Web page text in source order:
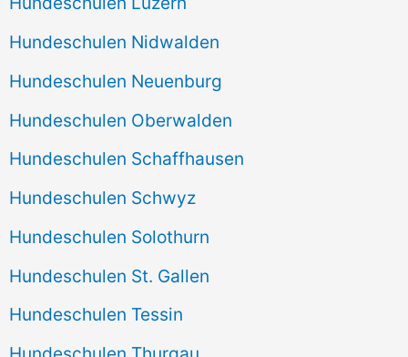
Hundeschulen Nidwalden
Hundeschulen Neuenburg
Hundeschulen Oberwalden
Hundeschulen Schaffhausen
Hundeschulen Schwyz
Hundeschulen Solothurn
Hundeschulen St. Gallen
Hundeschulen Tessin